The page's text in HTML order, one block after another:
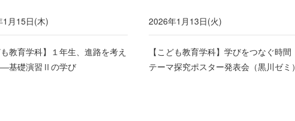
1月15日(木)
も教育学科】１年生、進路を考え
基礎演習Ⅱの学び
2026年1月13日(火)
【こども教育学科】学びをつなぐ時間
テーマ探究ポスター発表会（黒川ゼミ）